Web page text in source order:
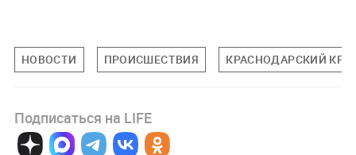
НОВОСТИ ПРОИСШЕСТВИЯ КРАСНОДАРСКИЙ
Подписаться на LIFE